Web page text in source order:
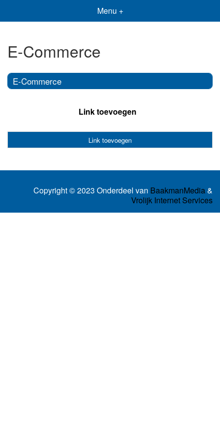
Menu +
E-Commerce
E-Commerce
Link toevoegen
Link toevoegen
Copyright © 2023 Onderdeel van BaakmanMedia&
Vrolijk Internet Services